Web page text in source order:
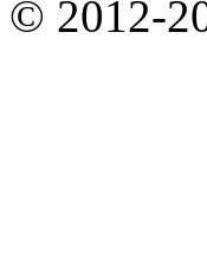
© 2012-